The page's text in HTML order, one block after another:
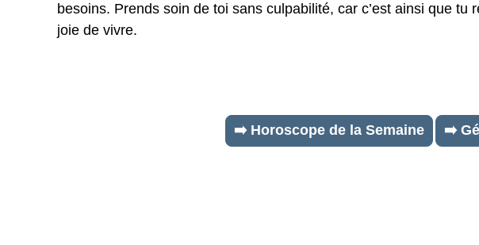
besoins. Prends soin de toi sans culpabilité, car c’est ainsi que tu
joie de vivre.
➡️ Horoscope de la Semaine ➡️